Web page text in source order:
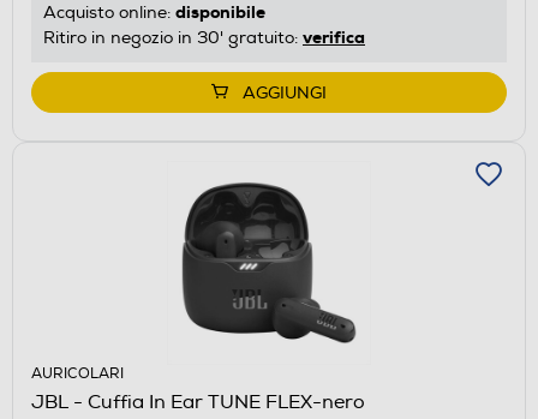
Acquisto online: disponibile
Ritiro in negozio in 30' gratuito: verifica
AGGIUNGI
AURICOLARI
JBL - Cuffia In Ear TUNE FLEX-nero